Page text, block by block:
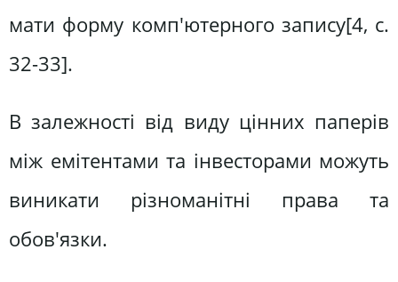
мати форму комп'ютерного запису[4, c.
32-33].
В залежності від виду цінних паперів
між емітентами та інвесторами можуть
виникати різноманітні права та
обов'язки.